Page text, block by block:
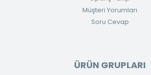
Müşteri Yorumları
Soru Cevap
ÜRÜN GRUPLARI